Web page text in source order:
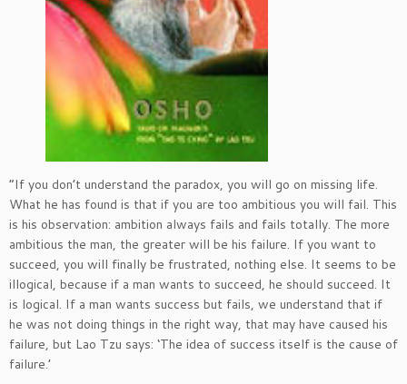
“If you don’t understand the paradox, you will go on missing life.
What he has found is that if you are too ambitious you will fail. This
is his observation: ambition always fails and fails totally. The more
ambitious the man, the greater will be his failure. If you want to
succeed, you will finally be frustrated, nothing else. It seems to be
illogical, because if a man wants to succeed, he should succeed. It
is logical. If a man wants success but fails, we understand that if
he was not doing things in the right way, that may have caused his
failure, but Lao Tzu says: ‘The idea of success itself is the cause of
failure.’